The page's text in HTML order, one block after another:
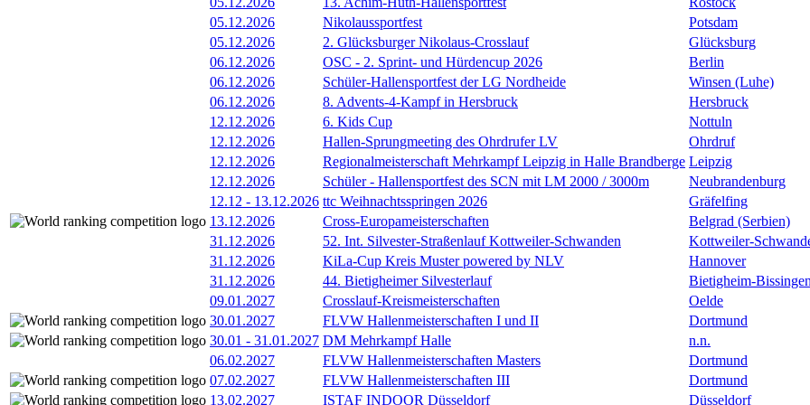
05.12.2026
Nikolaussportfest
Potsdam
05.12.2026
2. Glücksburger Nikolaus-Crosslauf
Glücksburg
06.12.2026
OSC - 2. Sprint- und Hürdencup 2026
Berlin
06.12.2026
Schüler-Hallensportfest der LG Nordheide
Winsen (Luhe)
06.12.2026
8. Advents-4-Kampf in Hersbruck
Hersbruck
12.12.2026
6. Kids Cup
Nottuln
12.12.2026
Hallen-Sprungmeeting des Ohrdrufer LV
Ohrdruf
12.12.2026
Regionalmeisterschaft Mehrkampf Leipzig in Halle Brandberge Leipzig
12.12.2026
Schüler - Hallensportfest des SCN mit LM 2000 / 3000m
Neubrandenburg
12.12 - 13.12.2026 ttc Weihnachtsspringen 2026
Gräfelfing
13.12.2026
Cross-Europameisterschaften
Belgrad (Serbien)
31.12.2026
52. Int. Silvester-Straßenlauf Kottweiler-Schwanden
Kottweiler-
31.12.2026
KiLa-Cup Kreis Muster powered by NLV
Hannover
31.12.2026
44. Bietigheimer Silvesterlauf
Bietigheim-
09.01.2027
Crosslauf-Kreismeisterschaften
Oelde
30.01.2027
FLVW Hallenmeisterschaften I und II
Dortmund
30.01 - 31.01.2027 DM Mehrkampf Halle
n.n.
06.02.2027
FLVW Hallenmeisterschaften Masters
Dortmund
07.02.2027
FLVW Hallenmeisterschaften III
Dortmund
13.02.2027
ISTAF INDOOR Düsseldorf Düsseldorf